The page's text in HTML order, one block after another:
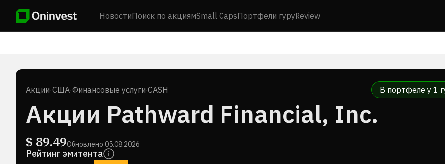
НовостиПоиск по акциямSmall CapsПортфели гуруReview
Акции·США·Финансовые услуги·CASH В портфеле у 1
Акции Pathward Financial, Inc.
$ 89.49Обновлено 05.08.2026
Рейтинг эмитента